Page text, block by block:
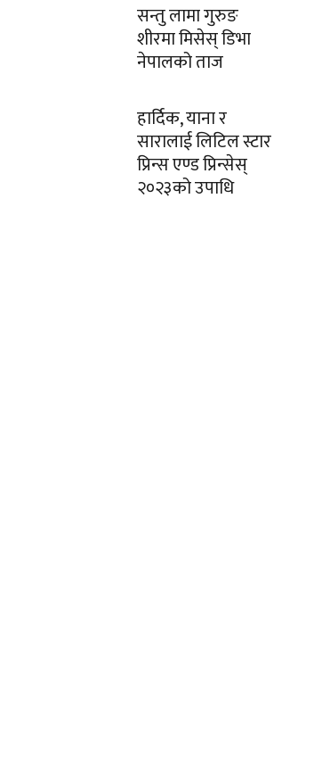
सन्तु लामा गुरुङ
शीरमा मिसेस् डिभा
नेपालको ताज
हार्दिक, याना र
सारालाई लिटिल स्टार
प्रिन्स एण्ड प्रिन्सेस्
२०२३को उपाधि